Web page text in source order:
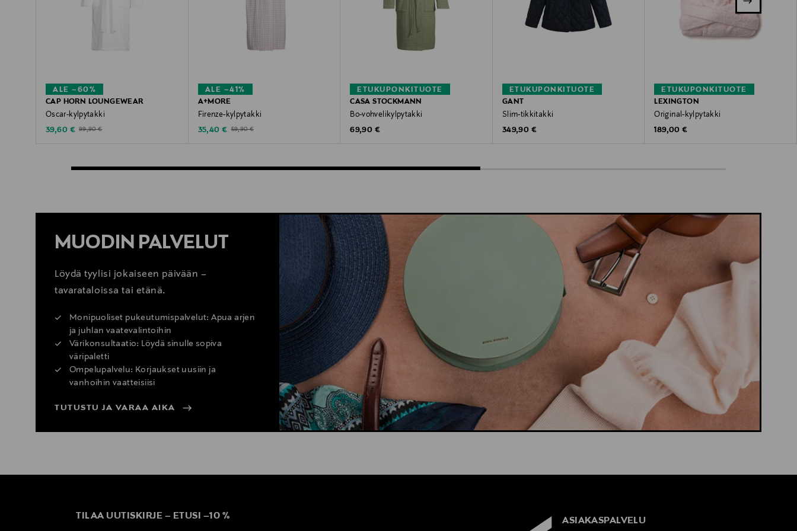
ALE –60%
CAP HORN LOUNGEWEAR
Oscar-kylpytakki
Discounted Price
39,60 € Original Price
99,90 €
ALE –41%
A+MORE
Firenze-kylpytakki
Discounted Price
35,40 € Original Price
59,90 €
ETUKUPONKITUOTE
CASA STOCKMANN
Bo-vohvelikylpytakki
Original Price
69,90 €
ETUKUPONKITUOTE
GANT
Slim-tikkitakki
Original Price
349,90 €
ETUKUPONKITUOTE
LEXINGTON
Original-kylpytakki
Original Price
189,00 €
MUODIN PALVELUT
Löydä tyylisi jokaiseen päivään –
tavarataloissa tai etänä.
Monipuoliset pukeutumispalvelut: Apua arjen
ja juhlan vaatevalintoihin
Värikonsultaatio: Löydä sinulle sopiva
väripaletti
Ompelupalvelu: Korjaukset uusiin ja
vanhoihin vaatteisiisi
TUTUSTU JA VARAA AIKA
TILAA UUTISKIRJE – ETUSI –10 % ASIAKASPALVELU